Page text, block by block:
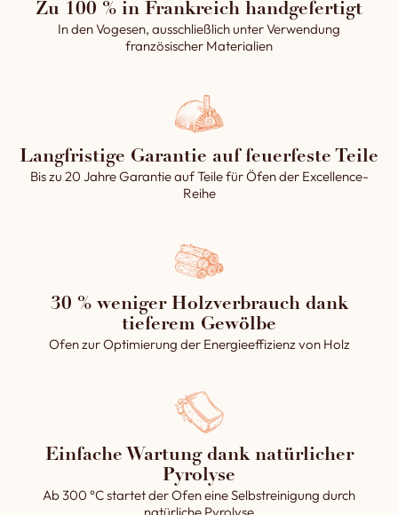
Zu 100 % in Frankreich handgefertigt
In den Vogesen, ausschließlich unter Verwendung
französischer Materialien
Langfristige Garantie auf feuerfeste Teile
Bis zu 20 Jahre Garantie auf Teile für Öfen der Excellence-
Reihe
30 % weniger Holzverbrauch dank
tieferem Gewölbe
Ofen zur Optimierung der Energieeffizienz von Holz
Einfache Wartung dank natürlicher
Pyrolyse
Ab 300 °C startet der Ofen eine Selbstreinigung durch